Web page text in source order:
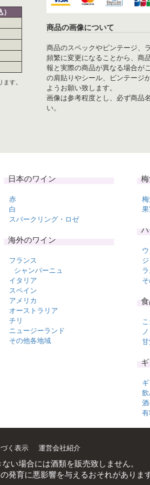
す。
商品の画像について
商品のスペックやビンテージ、
頻繁に変更になることから、商
報と実際の商品が異なる場合が
の肩貼りやシール、ビンテージ
ようお願い致します。
画像は参考程度とし、必ず商品
い。
日本のワイン
赤
白
スパークリング・ロゼ
海外のワイン
フランス
シャンパーニュ
イタリア
スペイン
アメリカ
オーストラリア
チリ
ニュージーランド
その他各地域
く表示 運営会社紹介
い場合には酒類を販売致しません。
発育に悪影響を与えるおそれがあります